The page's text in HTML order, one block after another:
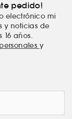
pedido!
electrónico mi
y noticias de
años.
y